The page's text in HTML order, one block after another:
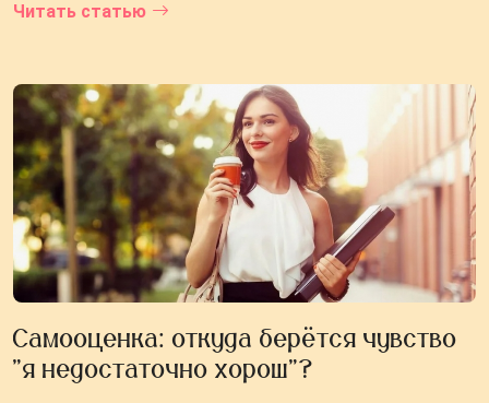
Читать статью
Самооценка: откуда берётся чувство
"я недостаточно хорош"?